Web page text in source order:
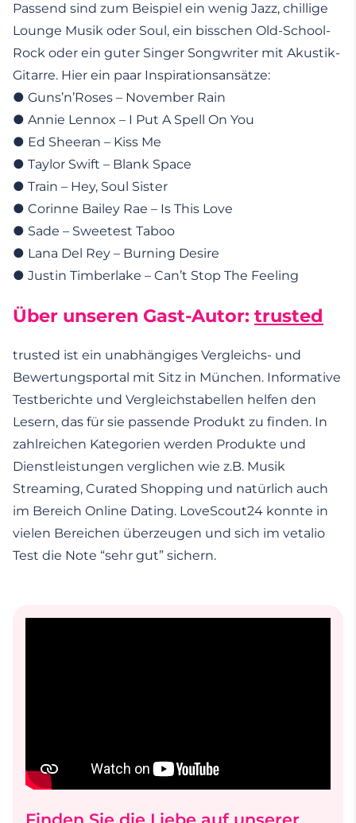
Passend sind zum Beispiel ein wenig Jazz, chillige
Lounge Musik oder Soul, ein bisschen Old-School-
Rock oder ein guter Singer Songwriter mit Akustik-
Gitarre. Hier ein paar Inspirationsansätze:
● Guns’n’Roses – November Rain
● Annie Lennox – I Put A Spell On You
● Ed Sheeran – Kiss Me
● Taylor Swift – Blank Space
● Train – Hey, Soul Sister
● Corinne Bailey Rae – Is This Love
● Sade – Sweetest Taboo
● Lana Del Rey – Burning Desire
● Justin Timberlake – Can’t Stop The Feeling
Über unseren Gast-Autor: trusted
trusted ist ein unabhängiges Vergleichs- und
Bewertungsportal mit Sitz in München. Informative
Testberichte und Vergleichstabellen helfen den
Lesern, das für sie passende Produkt zu finden. In
zahlreichen Kategorien werden Produkte und
Dienstleistungen verglichen wie z.B. Musik
Streaming, Curated Shopping und natürlich auch
im Bereich Online Dating. LoveScout24 konnte in
vielen Bereichen überzeugen und sich im vetalio
Test die Note “sehr gut” sichern.